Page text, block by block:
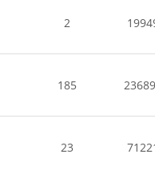
2
185
23